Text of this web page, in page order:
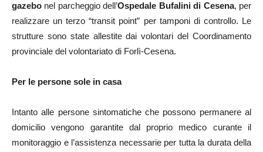
gazebo nel parcheggio dell’Ospedale Bufalini di Cesena, per
realizzare un terzo “transit point” per tamponi di controllo. Le
strutture sono state allestite dai volontari del Coordinamento
provinciale del volontariato di Forlì-Cesena.
Per le persone sole in casa
Intanto alle persone sintomatiche che possono permanere al
domicilio vengono garantite dal proprio medico curante il
monitoraggio e l’assistenza necessarie per tutta la durata della